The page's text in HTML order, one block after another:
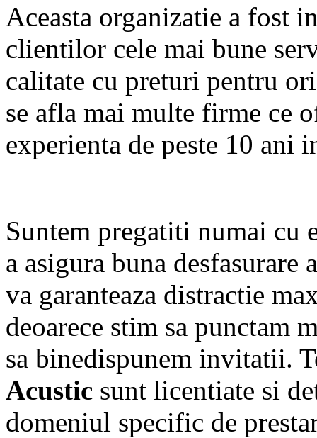
Aceasta organizatie a fost
clientilor cele mai bune
calitate cu preturi pentru
se afla mai multe firme ce
experienta de peste 10 ani
Suntem pregatiti numai cu
a asigura buna desfasurare
va garanteaza distractie
deoarece stim sa punctam
sa binedispunem invitatii.
Acustic sunt licentiate si
domeniul specific de